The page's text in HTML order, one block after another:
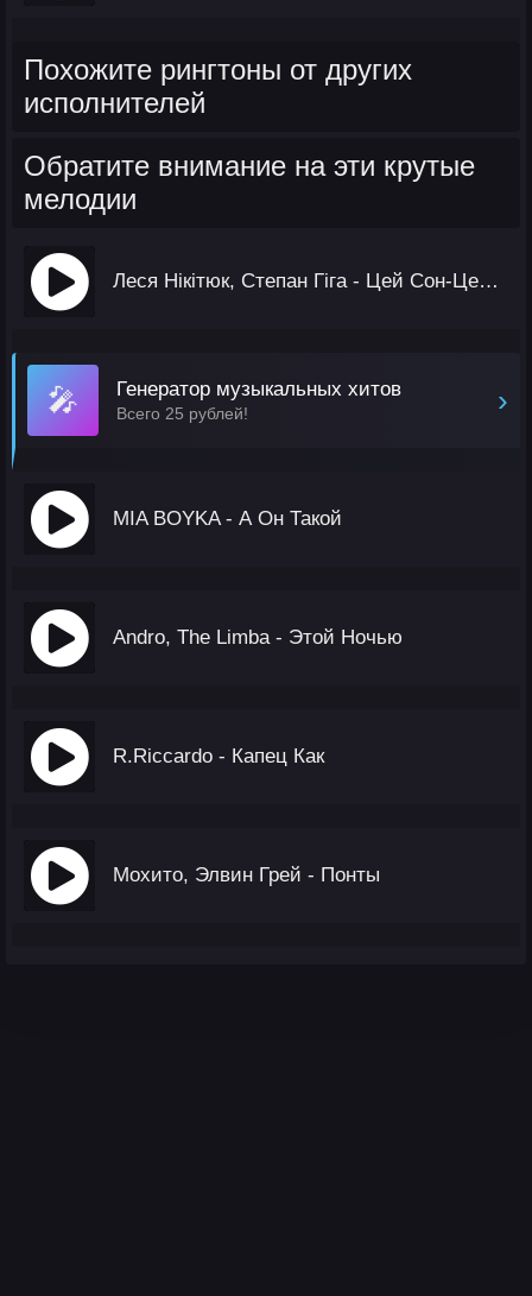
Похожите рингтоны от других
исполнителей
Обратите внимание на эти крутые
мелодии
Леся Нікітюк, Степан Гіга - Цей Сон-Цей Сон
🎤 Генератор музыкальных хитов
Всего 25 рублей! ›
MIA BOYKA - А Он Такой
Andro, The Limba - Этой Ночью
R.Riccardo - Капец Как
Мохито, Элвин Грей - Понты